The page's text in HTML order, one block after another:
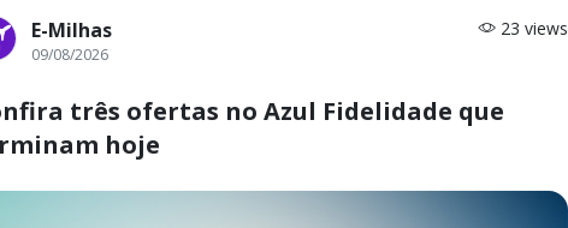
E-Milhas 23 views
09/08/2026
três ofertas no Azul Fidelidade que
hoje